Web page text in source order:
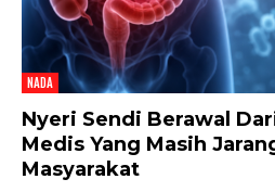
NADA
Nyeri Sendi Berawal
Medis Yang Masih
Masyarakat